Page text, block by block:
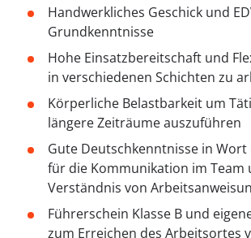
Handwerkliches Geschick und
Grundkenntnisse
Hohe Einsatzbereitschaft und
in verschiedenen Schichten zu
Körperliche Belastbarkeit um
längere Zeiträume auszuführen
Gute Deutschkenntnisse in
für die Kommunikation im Team
Verständnis von
Führerschein Klasse B und
zum Erreichen des Arbeitsortes